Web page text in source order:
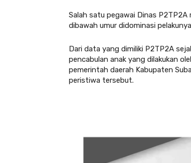
Salah satu pegawai Dinas
dibawah umur didominasi
Dari data yang dimiliki P2TP2A
pencabulan anak yang dilakukan
pemerintah daerah Kabupaten
peristiwa tersebut.